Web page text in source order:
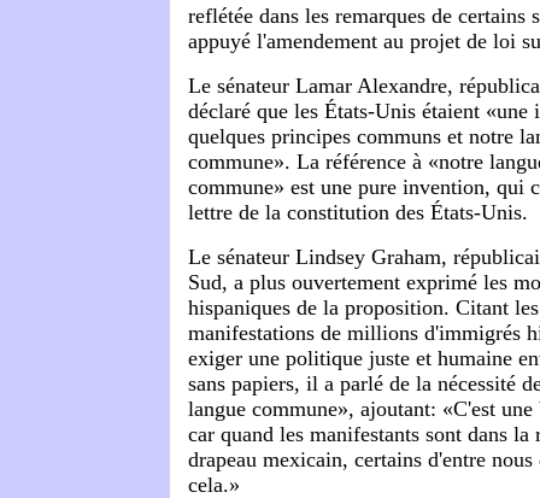
reflétée dans les remarques de certains
appuyé l'amendement au projet de loi
Le sénateur Lamar Alexandre,
déclaré que les États-Unis étaient «une
quelques principes communs et notre
commune». La référence à «notre
commune» est une pure invention, qui
lettre de la constitution des États-Unis.
Le sénateur Lindsey Graham,
Sud, a plus ouvertement exprimé les
hispaniques de la proposition. Citant
manifestations de millions d'immigrés
exiger une politique juste et humaine
sans papiers, il a parlé de la nécessité
langue commune», ajoutant: «C'est
car quand les manifestants sont dans la
drapeau mexicain, certains d'entre
cela.»